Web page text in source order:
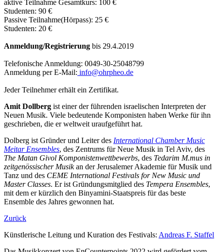
aktive Teilnahme Gesamtkurs: 100 €
Studenten: 90 €
Passive Teilnahme(Hörpass): 25 €
Studenten: 20 €
Anmeldung/Registrierung bis 29.4.2019
Telefonische Anmeldung: 0049-30-25048799
Anmeldung per E-Mail: info@ohrpheo.de
Jeder Teilnehmer erhält ein Zertifikat.
Amit Dollberg ist einer der führenden israelischen Interpreten der
Neuen Musik. Viele bedeutende Komponisten haben Werke für ihn
geschrieben, die er weltweit uraufgeführt hat.
Dolberg ist Gründer und Leiter des International Chamber Music
Meitar Ensembles, des Zentrums für Neue Musik in Tel Aviv, des
The Matan Givol Komponistenwettbewerbs, des Tedarim M.mus in
zeitgenössischer Musikan der Jerusalemer Akademie für Musik und
Tanz und des CEME International Festivals for New Music und
Master Classes. Er ist Gründungsmitglied des Tempera Ensembles,
mit dem er kürzlich den Binyamini-Staatspreis für das beste
Ensemble des Jahres gewonnen hat.
Zurück
Künstlerische Leitung und Kuration des Festivals: Andreas F. Staffel